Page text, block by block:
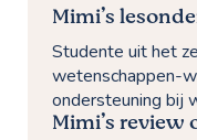
Mimi’s
Studente uit het
wetenschappen-
ondersteuning bij
Mimi’s review